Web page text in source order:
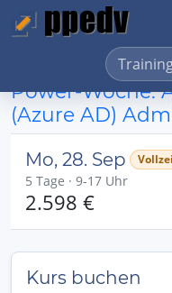
Power-Woche:
(Azure AD)
Mo, 28. Sep
5 Tage · 9-17 Uhr
2.598 €
Kurs buchen